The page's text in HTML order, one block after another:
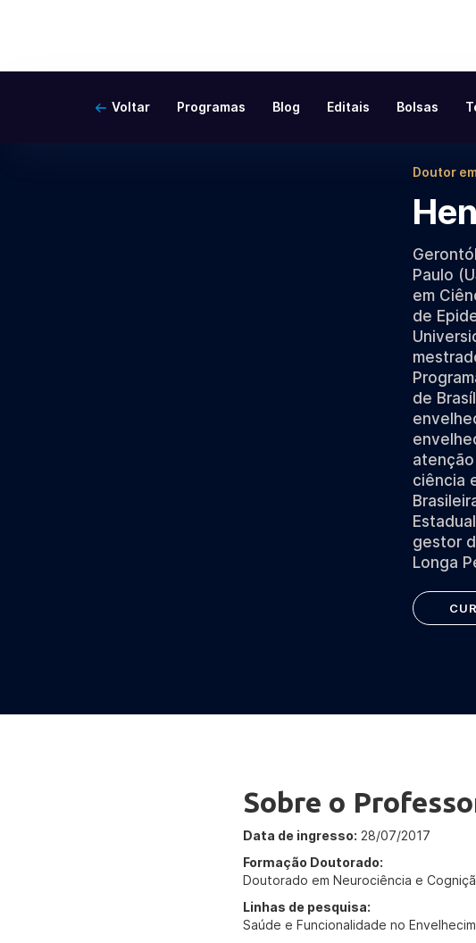
Voltar Programas Blog Editais Bolsas
Doutor
Paulo
em
de
de
ciência
gestor
Longa
Sobre o
Data de ingresso: 28/07/2017
Formação Doutorado:
Doutorado em Neurociência e
Linhas de pesquisa:
Saúde e Funcionalidade no